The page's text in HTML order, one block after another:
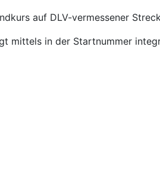
auf DLV-vermessener
mittels in der Startnummer